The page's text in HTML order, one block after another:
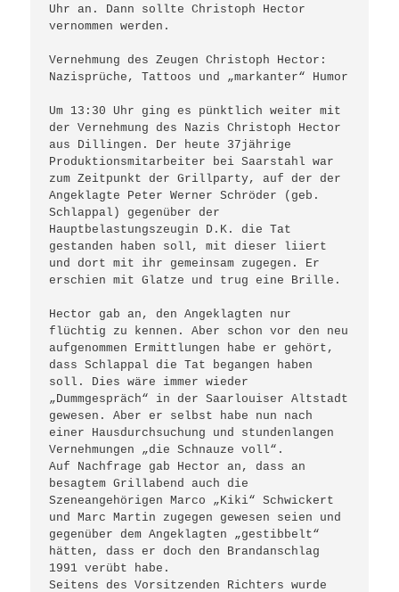
Uhr an. Dann sollte Christoph Hector
vernommen werden.
Vernehmung des Zeugen Christoph Hector:
Nazisprüche, Tattoos und „markanter“ Humor
Um 13:30 Uhr ging es pünktlich weiter mit
der Vernehmung des Nazis Christoph Hector
aus Dillingen. Der heute 37jährige
Produktionsmitarbeiter bei Saarstahl war
zum Zeitpunkt der Grillparty, auf der der
Angeklagte Peter Werner Schröder (geb.
Schlappal) gegenüber der
Hauptbelastungszeugin D.K. die Tat
gestanden haben soll, mit dieser liiert
und dort mit ihr gemeinsam zugegen. Er
erschien mit Glatze und trug eine Brille.
Hector gab an, den Angeklagten nur
flüchtig zu kennen. Aber schon vor den neu
aufgenommen Ermittlungen habe er gehört,
dass Schlappal die Tat begangen haben
soll. Dies wäre immer wieder
„Dummgespräch“ in der Saarlouiser Altstadt
gewesen. Aber er selbst habe nun nach
einer Hausdurchsuchung und stundenlangen
Vernehmungen „die Schnauze voll“.
Auf Nachfrage gab Hector an, dass an
besagtem Grillabend auch die
Szeneangehörigen Marco „Kiki“ Schwickert
und Marc Martin zugegen gewesen seien und
gegenüber dem Angeklagten „gestibbelt“
hätten, dass er doch den Brandanschlag
1991 verübt habe.
Seitens des Vorsitzenden Richters wurde